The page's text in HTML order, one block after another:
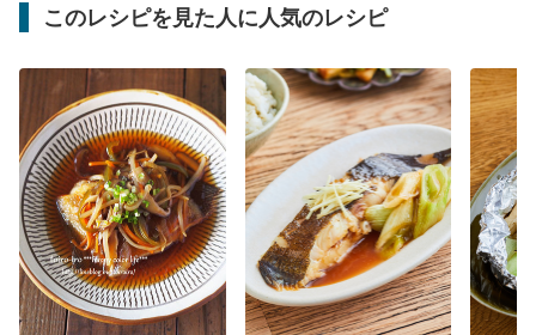
このレシピを見た人に人気のレシピ